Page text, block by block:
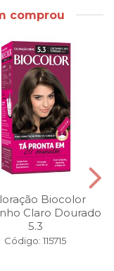
comprou
Biocolor
Claro Dourado
5.3
Código: 115715